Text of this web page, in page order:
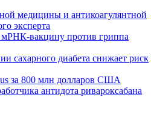
медицины и антикоагулянтной
эксперта
против гриппа
сахарного диабета снижает риск
за 800 млн долларов США
антидота ривароксабана